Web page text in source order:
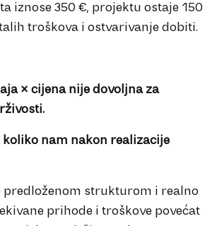
iznose 350 €, projektu ostaje 150
troškova i ostvarivanje dobiti.
× cijena nije dovoljna za
koliko nam nakon realizacije
predloženom strukturom i realno
prihode i troškove povećat